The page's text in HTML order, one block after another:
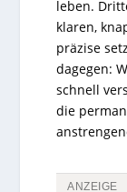
leben.
klaren,
präzise
dagegen:
schnell
die
ANZEIGE